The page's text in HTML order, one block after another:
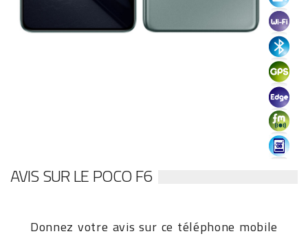
AVIS SUR LE POCO F6
Donnez votre avis sur ce téléphone mobile